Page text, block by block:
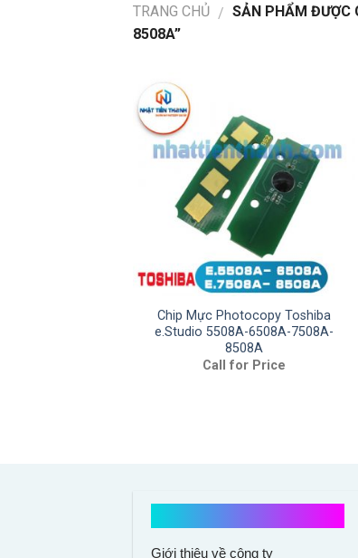
TRANG CHỦ / SẢN PHẨM ĐƯỢC
8508A”
Chip Mực Photocopy Toshiba
e.Studio 5508A-6508A-7508A-
8508A
Call for Price
Giới thiệu về công ty